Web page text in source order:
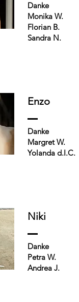
Danke
Monika W.
Florian B.
Sandra N.
Enzo
Danke
Margret W.
Yolanda d.I.C.
Niki
Danke
Petra W.
Andrea J.